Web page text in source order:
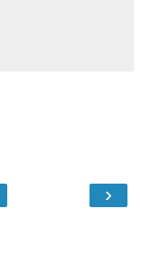
›